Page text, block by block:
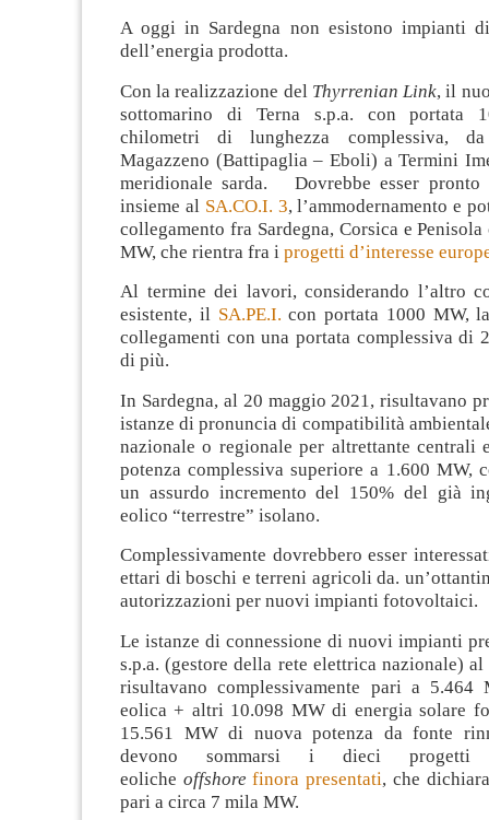
A oggi in Sardegna non esistono impianti
dell’energia prodotta.
Con la realizzazione del Thyrrenian Link, il
sottomarino di Terna s.p.a. con portata
chilometri di lunghezza complessiva,
Magazzeno (Battipaglia – Eboli) a Termini
meridionale sarda. Dovrebbe esser pronto
insieme al SA.CO.I. 3, l’ammodernamento e
collegamento fra Sardegna, Corsica e
MW, che rientra fra i progetti d’interesse
Al termine dei lavori, considerando l’altro
esistente, il SA.PE.I. con portata 1000 MW,
collegamenti con una portata complessiva di
di più.
In Sardegna, al 20 maggio 2021, risultavano
istanze di pronuncia di compatibilità
nazionale o regionale per altrettante centrali
potenza complessiva superiore a 1.600 MW,
un assurdo incremento del 150% del già
eolico “terrestre” isolano.
Complessivamente dovrebbero esser
ettari di boschi e terreni agricoli da.
autorizzazioni per nuovi impianti fotovoltaici.
Le istanze di connessione di nuovi impianti
s.p.a. (gestore della rete elettrica nazionale)
risultavano complessivamente pari a 5.464
eolica + altri 10.098 MW di energia solare
15.561 MW di nuova potenza da fonte
devono sommarsi i dieci progetti
eoliche offshore finora presentati, che
pari a circa 7 mila MW.